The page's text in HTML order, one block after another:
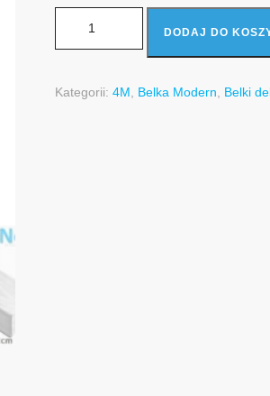
DODAJ DO
Kategorii: 4M Belka Modern Belki